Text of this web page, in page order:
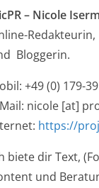
– Nicole
Bloggerin.
+49 (0) 179-
nicole [at]
https://
biete dir Text,
und